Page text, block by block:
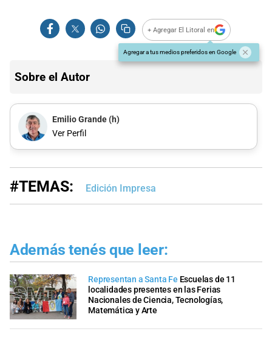
+ Agregar El Litoral en
Agregar a tus medios preferidos en Google
Sobre el Autor
Emilio Grande (h)
Ver Perfil
#TEMAS: Edición Impresa
Además tenés que leer:
Representan a Santa Fe Escuelas de 11
localidades presentes en las Ferias
Nacionales de Ciencia, Tecnologías,
Matemática y Arte